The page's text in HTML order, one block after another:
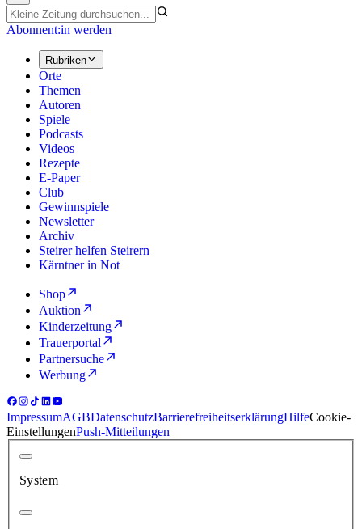
Abonnent:in werden
Rubriken
Orte
Themen
Autoren
Spiele
Podcasts
Videos
Rezepte
E-Paper
Club
Gewinnspiele
Newsletter
Archiv
Steirer helfen Steirern
Kärntner in Not
Shop
Auktion
Kinderzeitung
Trauerportal
Partnersuche
Werbung
ImpressumAGBDatenschutzBarrierefreiheitserklärungHilfeCookie-
EinstellungenPush-Mitteilungen
System